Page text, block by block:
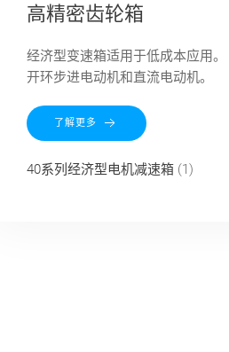
高精密齿轮箱
经济型变速箱适用于低成本应用
开环步进电动机和直流电动机。
了解更多
40系列经济型电机减速箱 (1)